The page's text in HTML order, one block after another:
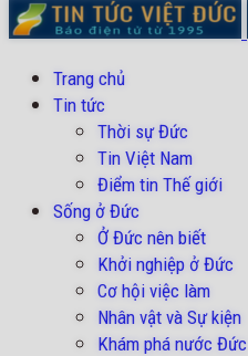
Trang chủ
Tin tức
Thời sự Đức
Tin Việt Nam
Điểm tin Thế giới
Sống ở Đức
Ở Đức nên biết
Khởi nghiệp ở Đức
Cơ hội việc làm
Nhân vật và Sự kiện
Khám phá nước Đức